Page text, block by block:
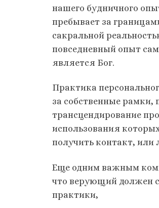
нашего будничного
пребывает за
сакральной
повседневный опыт
является Бог.
Практика
за собственные рамки,
трансцендирование
использования
получить контакт, или
Еще одним важным
что верующий должен
практики,